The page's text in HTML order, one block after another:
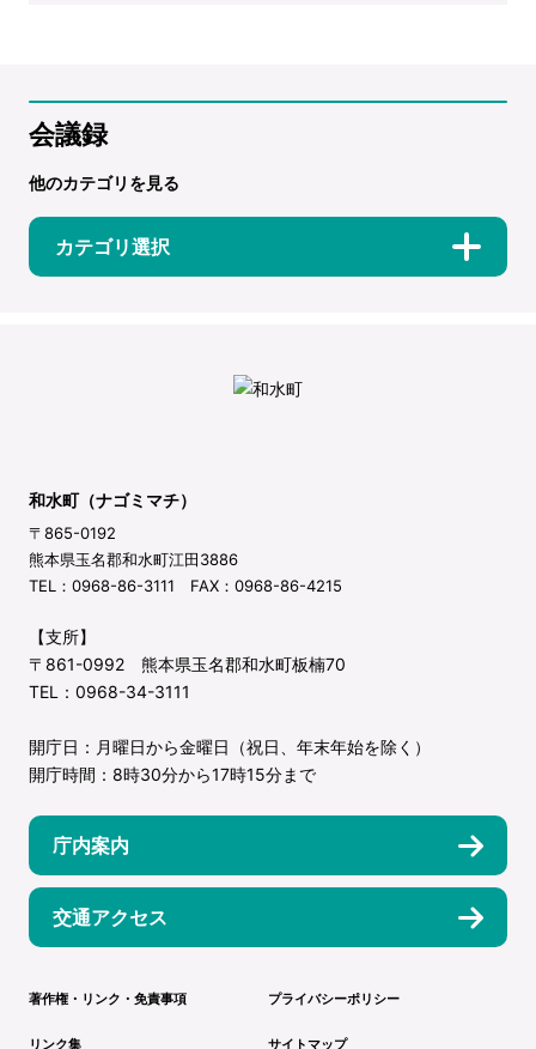
会議録
他のカテゴリを見る
カテゴリ選択
和水町（ナゴミマチ）
〒865-0192
熊本県玉名郡和水町江田3886
TEL：0968-86-3111 FAX：0968-86-4215
【支所】
〒861-0992 熊本県玉名郡和水町板楠70
TEL：0968-34-3111
開庁日：月曜日から金曜日（祝日、年末年始を除く）
開庁時間：8時30分から17時15分まで
庁内案内
交通アクセス
著作権・リンク・免責事項 プライバシーポリシー
リンク集 サイトマップ